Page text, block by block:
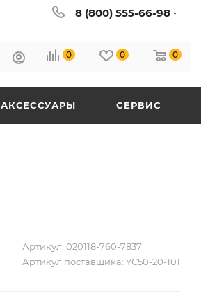
8 (800) 555-66-98
0 0 0
АКСЕССУАРЫ СЕРВИС
Артикул: 020118-760-7837
Артикул поставщика: YC50-20-101